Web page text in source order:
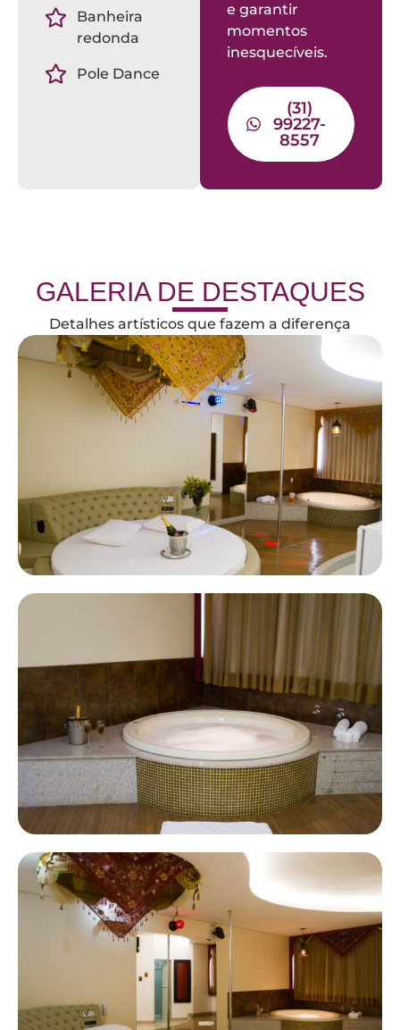
Banheira
redonda
Pole Dance
e garantir
momentos
inesquecíveis.
(31)
99227-
8557
GALERIA DE DESTAQUES
Detalhes artísticos que fazem a diferença